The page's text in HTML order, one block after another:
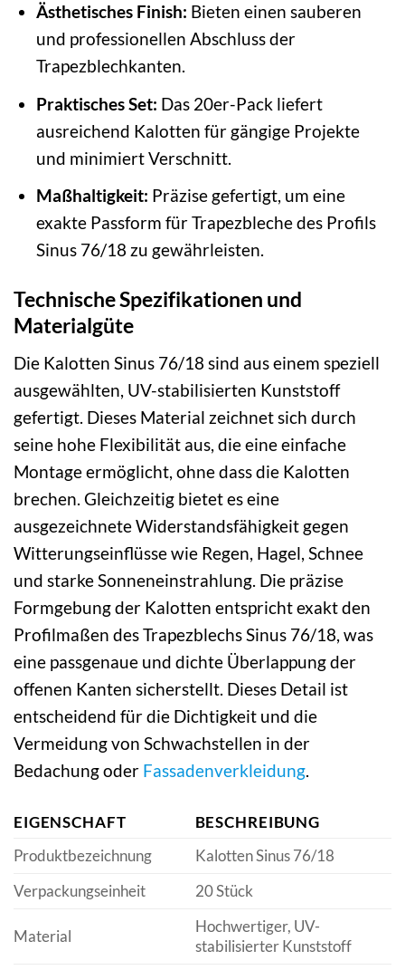
Ästhetisches Finish: Bieten einen sauberen
und professionellen Abschluss der
Trapezblechkanten.
Praktisches Set: Das 20er-Pack liefert
ausreichend Kalotten für gängige Projekte
und minimiert Verschnitt.
Maßhaltigkeit: Präzise gefertigt, um eine
exakte Passform für Trapezbleche des Profils
Sinus 76/18 zu gewährleisten.
Technische Spezifikationen und
Materialgüte
Die Kalotten Sinus 76/18 sind aus einem speziell
ausgewählten, UV-stabilisierten Kunststoff
gefertigt. Dieses Material zeichnet sich durch
seine hohe Flexibilität aus, die eine einfache
Montage ermöglicht, ohne dass die Kalotten
brechen. Gleichzeitig bietet es eine
ausgezeichnete Widerstandsfähigkeit gegen
Witterungseinflüsse wie Regen, Hagel, Schnee
und starke Sonneneinstrahlung. Die präzise
Formgebung der Kalotten entspricht exakt den
Profilmaßen des Trapezblechs Sinus 76/18, was
eine passgenaue und dichte Überlappung der
offenen Kanten sicherstellt. Dieses Detail ist
entscheidend für die Dichtigkeit und die
Vermeidung von Schwachstellen in der
Bedachung oder Fassadenverkleidung
EIGENSCHAFT
BESCHREIBUNG
Produktbezeichnung
Kalotten Sinus 76/18
Verpackungseinheit
20 Stück
Material
Hochwertiger, UV-
stabilisierter Kunststoff